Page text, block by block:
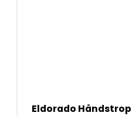
Eldorado Håndstrop